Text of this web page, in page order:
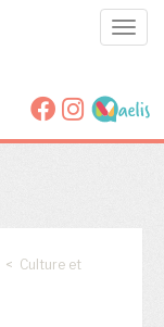
< Culture et